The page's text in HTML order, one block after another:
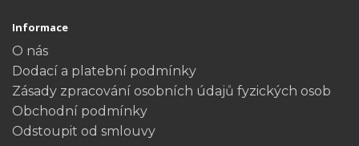
Informace
O nás
Dodací a platební podmínky
Zásady zpracování osobních údajů fyzických osob
Obchodní podmínky
Odstoupit od smlouvy